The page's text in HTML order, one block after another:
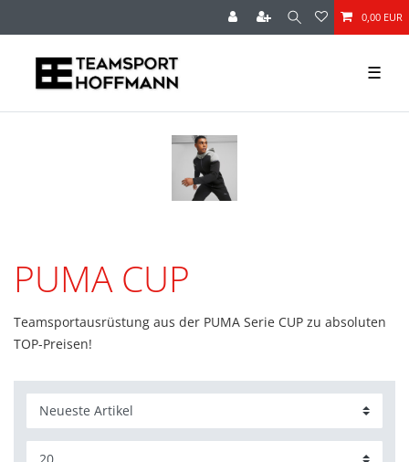
0,00 EUR
☰
PUMA CUP
Teamsportausrüstung aus der PUMA Serie CUP zu absoluten
TOP-Preisen!